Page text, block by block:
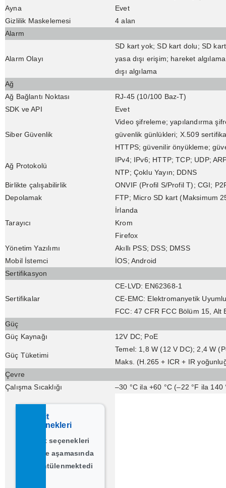
Ayna
Evet
Gizlilik Maskelemesi
4 alan
Alarm
Alarm Olayı
SD kart yok; SD kart dolu; SD kart
yasa dışı erişim; hareket
dışı algılama
Ağ
Ağ Bağlantı Noktası
RJ-45 (10/100 Baz-T)
SDK ve API
Evet
Siber Güvenlik
Video şifreleme; yapılandırma
güvenlik günlükleri; X.509
HTTPS; güvenilir önyükleme;
Ağ Protokolü
IPv4; IPv6; HTTP; TCP; UDP;
NTP; Çoklu Yayın; DDNS
Birlikte çalışabilirlik
ONVIF (Profil S/Profil T); CGI;
Depolamak
FTP; Micro SD kart (Maksimum
Tarayıcı
İrlanda
Krom
Firefox
Yönetim Yazılımı
Akıllı PSS; DSS; DMSS
Mobil İstemci
İOS; Android
Sertifikasyon
Sertifikalar
CE-LVD: EN62368-1
CE-EMC: Elektromanyetik
FCC: 47 CFR FCC Bölüm 15, Alt
Güç
Güç Kaynağı
12V DC; PoE
Güç Tüketimi
Temel: 1,8 W (12 V DC); 2,4 W
Maks. (H.265 + ICR + IR
Çevre
Çalışma Sıcaklığı
–30 °C ila +60 °C (–22 °F ila 140
Taksit
Seçenekleri
Taksit seçenekleri
ödeme aşamasında
görüntülenmektedi